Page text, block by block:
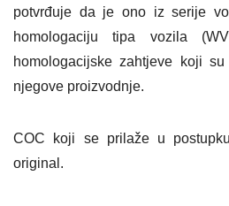
potvrđuje da je ono iz serije
homologaciju tipa vozila
homologacijske zahtjeve koji
njegove proizvodnje.
COC koji se prilaže u
original.